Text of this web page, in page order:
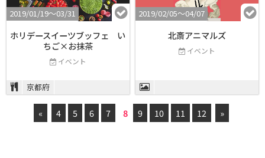
2019/01/19〜03/31
ホリデースイーツブッフェ い
ちご×お抹茶
イベント
京都府
2019/02/05〜04/07
北斎アニマルズ
イベント
« 4 5 6 7 8 9 10 11 12 »